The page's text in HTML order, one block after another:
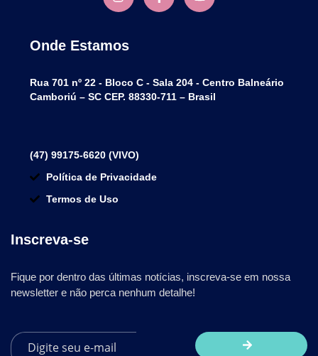
Onde Estamos
Rua 701 nº 22 - Bloco C - Sala 204 - Centro Balneário
Camboriú – SC CEP. 88330-711 – Brasil
(47) 99175-6620 (VIVO)
Política de Privacidade
Termos de Uso
Inscreva-se
Fique por dentro das últimas notícias, inscreva-se em nossa
newsletter e não perca nenhum detalhe!